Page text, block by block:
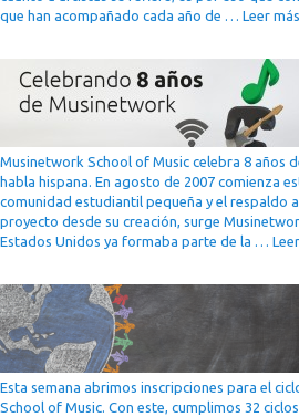
que han acompañado cada año de … Leer más
Musinetwork School of Music celebra 8 años
habla hispana. En agosto de 2007 comienza
comunidad estudiantil pequeña y el respaldo
proyecto desde su creación, surge
Estados Unidos ya formaba parte de la …
Esta semana abrimos inscripciones para el
School of Music. Con este, cumplimos 32